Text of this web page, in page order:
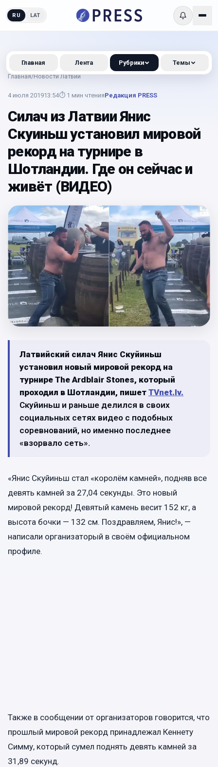
RU LAT
Главная/Новости Латвии
4 июля 201913:54⏱ 1 мин чтенияРедакция PRESS
Силач из Латвии Янис
Скуиньш установил мировой
рекорд на турнире в
Шотландии. Где он сейчас и
живёт (ВИДЕО)
Латвийский силач Янис Скуйиньш
установил новый мировой рекорд на
турнире The Ardblair Stones, который
проходил в Шотландии, пишет TVnet.lv.
Скуйиньш и раньше делился в своих
социальных сетях видео с подобных
соревнований, но именно последнее
«взорвало сеть».
«Янис Скуйиньш стал «королём камней», подняв все
девять камней за 27,04 секунды. Это новый
мировой рекорд! Девятый камень весит 152 кг, а
высота бочки — 132 см. Поздравляем, Янис!», —
написали организаторый в своём официальном
профиле.
Также в сообщении от организаторов говорится, что
прошлый мировой рекорд принадлежал Кеннету
Симму, который сумел поднять девять камней за
31,89 секунд.
Главная Лента Рубрики Темы